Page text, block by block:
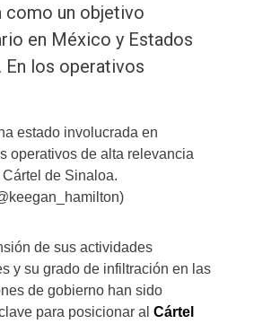
como un objetivo
en México y Estados
En los operativos
estado involucrada en
operativos de alta relevancia
de Sinaloa.
de sus actividades
y su grado de infiltración en las
de gobierno han sido
para posicionar al Cártel